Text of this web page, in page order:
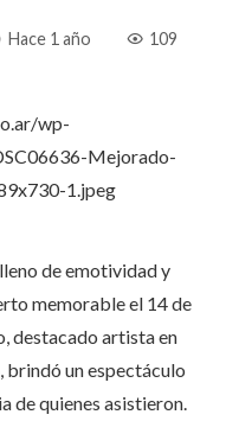
Hace 1 año 109
de emotividad y
memorable el 14 de
destacado artista en
brindó un espectáculo
de quienes asistieron.